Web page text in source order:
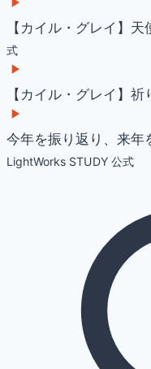
【カイル・グレイ】
式
【カイル・グレイ】祈
今年を振り返り、来年
LightWorks STUDY 公式